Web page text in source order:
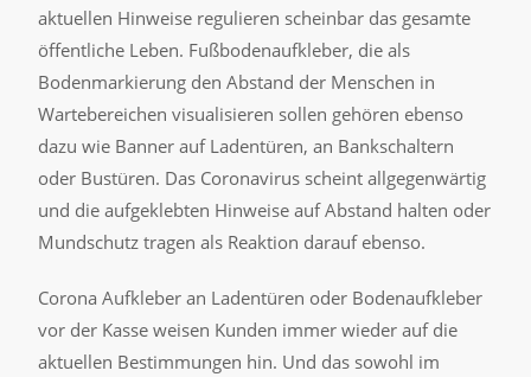
aktuellen Hinweise regulieren scheinbar das gesamte
öffentliche Leben. Fußbodenaufkleber, die als
Bodenmarkierung den Abstand der Menschen in
Wartebereichen visualisieren sollen gehören ebenso
dazu wie Banner auf Ladentüren, an Bankschaltern
oder Bustüren. Das Coronavirus scheint allgegenwärtig
und die aufgeklebten Hinweise auf Abstand halten oder
Mundschutz tragen als Reaktion darauf ebenso.
Corona Aufkleber an Ladentüren oder Bodenaufkleber
vor der Kasse weisen Kunden immer wieder auf die
aktuellen Bestimmungen hin. Und das sowohl im